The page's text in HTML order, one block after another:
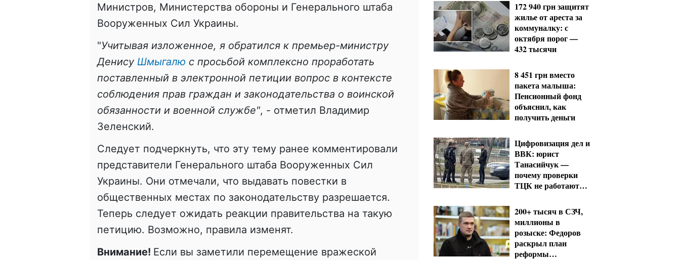
Министров, Министерства обороны и Генерального штаба
Вооруженных Сил Украины.
"Учитывая изложенное, я обратился к премьер-министру
Денису Шмыгалю с просьбой комплексно проработать
поставленный в электронной петиции вопрос в контексте
соблюдения прав граждан и законодательства о воинской
обязанности и военной службе", - отметил Владимир
Зеленский.
Следует подчеркнуть, что эту тему ранее комментировали
представители Генерального штаба Вооруженных Сил
Украины. Они отмечали, что выдавать повестки в
общественных местах по законодательству разрешается.
Теперь следует ожидать реакции правительства на такую ​​
петицию. Возможно, правила изменят.
Внимание! Если вы заметили перемещение вражеской
172 940 грн защитят
жилье от ареста за
коммуналку: с
октября порог —
432 тысячи
8 451 грн вместо
пакета малыша:
Пенсионный фонд
объяснил, как
получить деньги
Цифровизация дел и
ВВК: юрист
Танасийчук —
почему проверки
ТЦК не работают
200+ тысяч в СЗЧ,
миллионы в
розыске: Федоров
раскрыл план
реформы